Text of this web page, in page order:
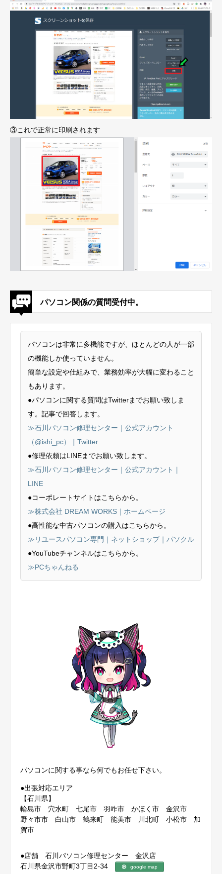
③これで正常に印刷されます
パソコン関係の質問受付中。
パソコンは非常に多機能ですが、ほとんどの人が一部
の機能しか使っていません。
簡単な設定や仕組みで、業務効率が大幅に変わること
もあります。
●パソコンに関する質問はTwitterまでお願い致しま
す。記事で回答します。
≫石川パソコン修理センター｜公式アカウント
（@ishi_pc）｜Twitter
●修理依頼はLINEまでお願い致します。
≫石川パソコン修理センター｜公式アカウント｜
LINE
●コーポレートサイトはこちらから。
≫株式会社 DREAM WORKS｜ホームページ
●高性能な中古パソコンの購入はこちらから。
≫リユースパソコン専門｜ネットショップ｜パソクル
●YouTubeチャンネルはこちらから。
≫PCちゃんねる
パソコンに関する事なら何でもお任せ下さい。
●出張対応エリア
【石川県】
輪島市 穴水町 七尾市 羽咋市 かほく市 金沢市
野々市市 白山市 鶴来町 能美市 川北町 小松市 加
賀市
●店舗 石川パソコン修理センター 金沢店
石川県金沢市野町3丁目2-34
google map